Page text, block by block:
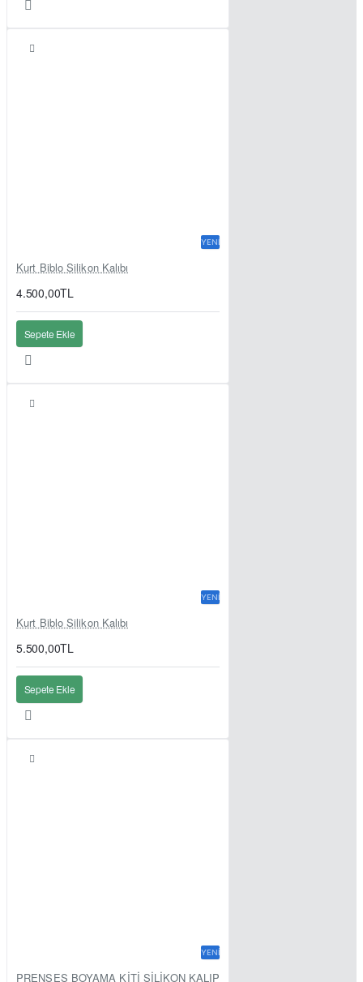
YENI
Kurt Biblo Silikon Kalıbı
4.500,00TL
Sepete Ekle
YENI
Kurt Biblo Silikon Kalıbı
5.500,00TL
Sepete Ekle
YENI
PRENSES BOYAMA KİTİ SİLİKON KALIP